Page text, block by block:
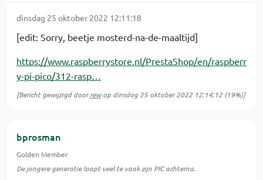
dinsdag 25 oktober 2022 12:11:18
[edit: Sorry, beetje mosterd-na-de-maaltijd]
https://www.raspberrystore.nl/PrestaShop/en/raspberr
y-pi-pico/312-rasp…
[Bericht gewijzigd doorrewop dinsdag 25 oktober 2022 12:14:12 (19%)]
bprosman
Golden Member
De jongere generatie loopt veel te vaak zijn PIC achterna.